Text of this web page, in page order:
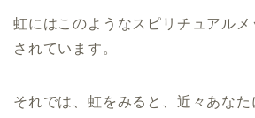
虹にはこのようなスピリチュアルメ
されています。
それでは、虹をみると、近々あな